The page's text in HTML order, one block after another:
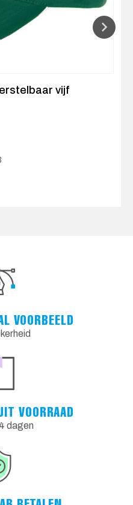
vijf
VOORBEELD
VOORRAAD
dagen